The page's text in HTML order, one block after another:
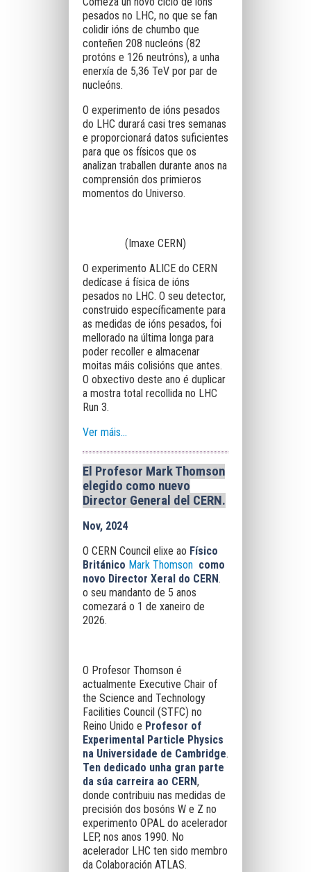
pesados no LHC, no que se fan
colidir ións de chumbo que
conteñen 208 nucleóns (82
protóns e 126 neutróns), a unha
enerxía de 5,36 TeV por par de
nucleóns.
O experimento de ións pesados
do LHC durará casi tres semanas
e proporcionará datos suficientes
para que os físicos que os
analizan traballen durante anos na
comprensión dos primieros
momentos do Universo.
(Imaxe CERN)
O experimento ALICE do CERN
dedícase á física de ións
pesados no LHC. O seu detector,
construido específicamente para
as medidas de ións pesados, foi
mellorado na última longa para
poder recoller e almacenar
moitas máis colisións que antes.
O obxectivo deste ano é duplicar
a mostra total recollida no LHC
Run 3.
Ver máis...
El Profesor Mark Thomson
elegido como nuevo
Director General del CERN.
Nov, 2024
O CERN Council elixe ao Físico
Británico Mark Thomson como
novo Director Xeral do CERN.
o seu mandanto de 5 anos
comezará o 1 de xaneiro de
2026.
O Profesor Thomson é
actualmente Executive Chair of
the Science and Technology
Facilities Council (STFC) no
Reino Unido e Profesor of
Experimental Particle Physics
na Universidade de Cambridge.
Ten dedicado unha gran parte
da súa carreira ao CERN,
donde contribuiu nas medidas de
precisión dos bosóns W e Z no
experimento OPAL do acelerador
LEP, nos anos 1990. No
acelerador LHC ten sido membro
da Colaboración ATLAS.